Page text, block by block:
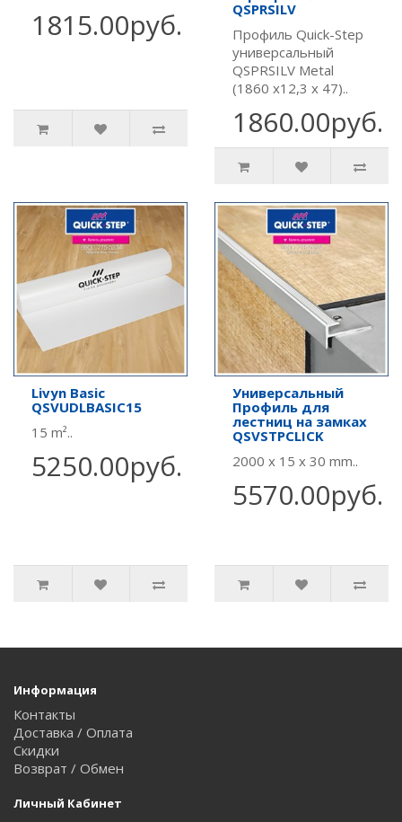
1815.00руб.
QSPRSILV
Профиль Quick-Step
универсальный
QSPRSILV Metal
(1860 х12,3 х 47)..
1860.00руб.
Livyn Basic
QSVUDLBASIC15
15 m²..
5250.00руб.
Универсальный
Профиль для
лестниц на замках
QSVSTPCLICK
2000 x 15 x 30 mm..
5570.00руб.
Информация
Контакты
Доставка / Оплата
Скидки
Возврат / Обмен
Личный Кабинет